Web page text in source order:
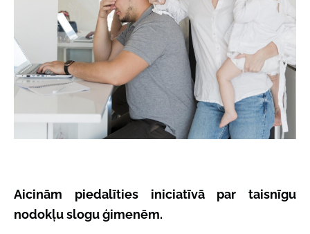
Aicinām piedalīties iniciatīvā par taisnīgu
nodokļu slogu ģimenēm.